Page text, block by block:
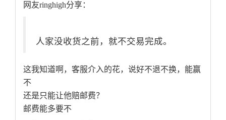
网友ringhigh分享：
人家没收货之前，就不交易完成。
这我知道啊，客服介入的花，说好不退不换，能赢
不
还是只能让他赔邮费？
邮费能多要不